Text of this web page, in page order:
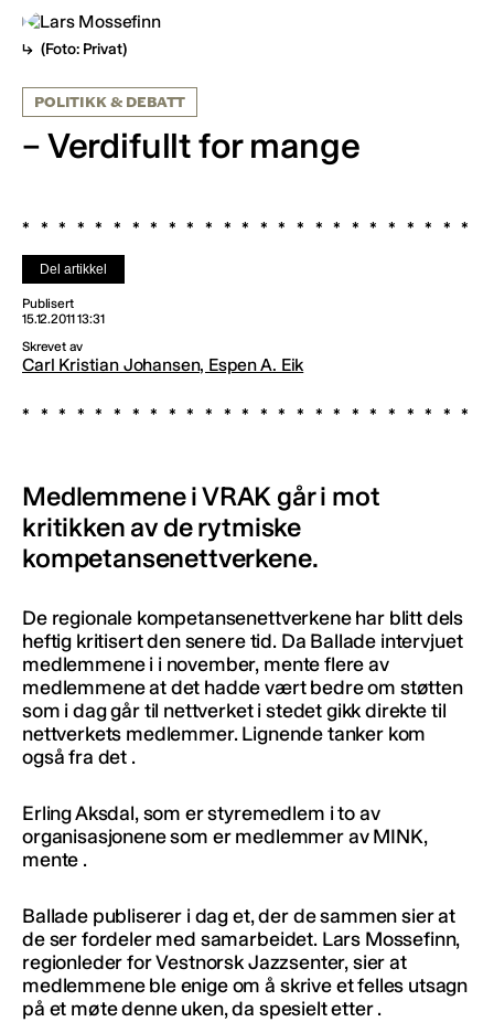
(Foto: Privat)
POLITIKK & DEBATT
– Verdifullt for mange
Del artikkel
Publisert
15.12.2011 13:31
Skrevet av
Carl Kristian Johansen, Espen A. Eik
Medlemmene i VRAK går i mot
kritikken av de rytmiske
kompetansenettverkene.
De regionale kompetansenettverkene har blitt dels
heftig kritisert den senere tid. Da Ballade intervjuet
medlemmene i i november, mente flere av
medlemmene at det hadde vært bedre om støtten
som i dag går til nettverket i stedet gikk direkte til
nettverkets medlemmer. Lignende tanker kom
også fra det .
Erling Aksdal, som er styremedlem i to av
organisasjonene som er medlemmer av MINK,
mente .
Ballade publiserer i dag et, der de sammen sier at
de ser fordeler med samarbeidet. Lars Mossefinn,
regionleder for Vestnorsk Jazzsenter, sier at
medlemmene ble enige om å skrive et felles utsagn
på et møte denne uken, da spesielt etter .